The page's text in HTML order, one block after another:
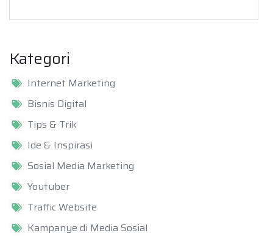
Kategori
Internet Marketing
Bisnis Digital
Tips & Trik
Ide & Inspirasi
Sosial Media Marketing
Youtuber
Traffic Website
Kampanye di Media Sosial